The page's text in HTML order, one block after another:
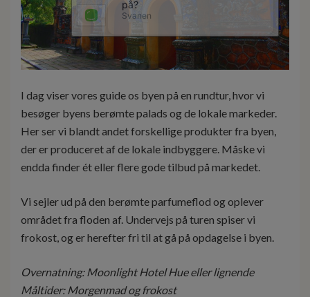
I dag viser vores guide os byen på en rundtur, hvor vi
besøger byens berømte palads og de lokale markeder.
Her ser vi blandt andet forskellige produkter fra byen,
der er produceret af de lokale indbyggere. Måske vi
endda finder ét eller flere gode tilbud på markedet.
Vi sejler ud på den berømte parfumeflod og oplever
området fra floden af. Undervejs på turen spiser vi
frokost, og er herefter fri til at gå på opdagelse i byen.
Overnatning: Moonlight Hotel Hue eller lignende
Måltider: Morgenmad og frokost